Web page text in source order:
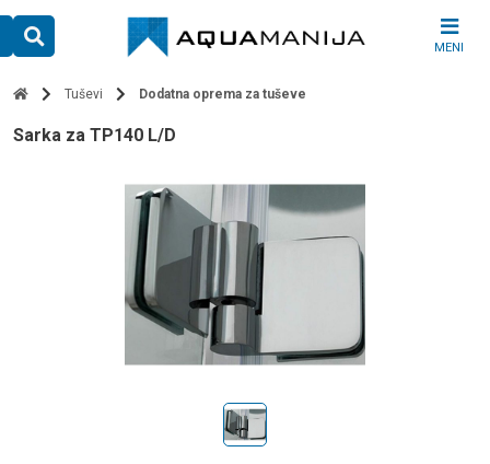
content
MENI
Tuševi Dodatna oprema za tuševe
sarka za TP140 L/D